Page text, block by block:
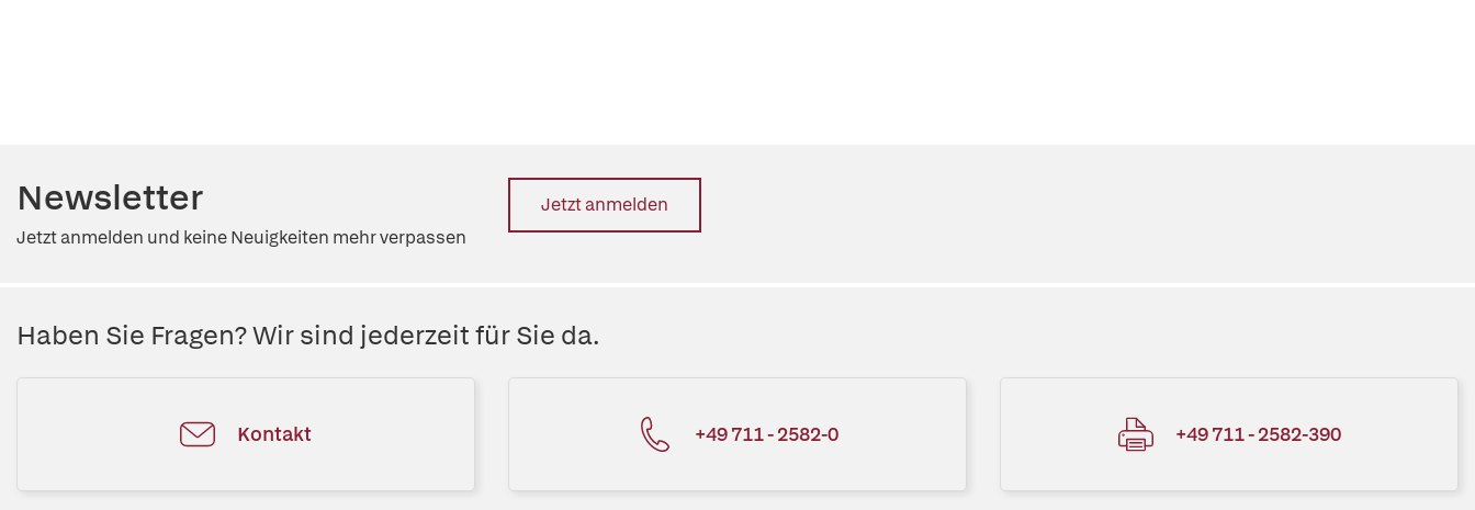
Newsletter
Jetzt anmelden und keine Neuigkeiten mehr verpassen
Jetzt anmelden
Haben Sie Fragen? Wir sind jederzeit für Sie da.
Kontakt +49 711 - 2582-0 +49 711 - 2582-390